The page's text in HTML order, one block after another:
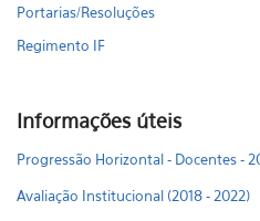
Portarias/Resoluções
Regimento IF
Informações úteis
Progressão Horizontal - Docentes -
Avaliação Institucional (2018 - 2022)